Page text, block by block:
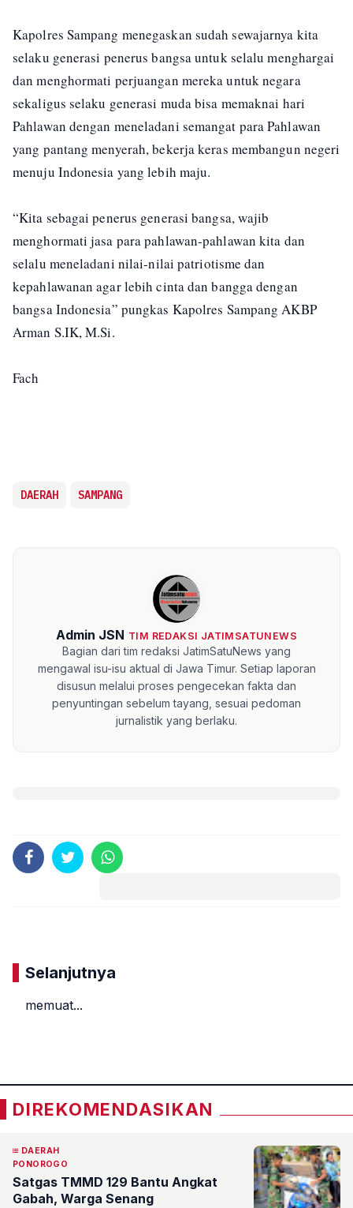
Kapolres Sampang menegaskan sudah sewajarnya kita
selaku generasi penerus bangsa untuk selalu menghargai
dan menghormati perjuangan mereka untuk negara
sekaligus selaku generasi muda bisa memaknai hari
Pahlawan dengan meneladani semangat para Pahlawan
yang pantang menyerah, bekerja keras membangun negeri
menuju Indonesia yang lebih maju.
“Kita sebagai penerus generasi bangsa, wajib
menghormati jasa para pahlawan-pahlawan kita dan
selalu meneladani nilai-nilai patriotisme dan
kepahlawanan agar lebih cinta dan bangga dengan
bangsa Indonesia” pungkas Kapolres Sampang AKBP
Arman S.IK, M.Si.
Fach
DAERAH SAMPANG
Admin JSN TIM REDAKSI JATIMSATUNEWS
Bagian dari tim redaksi JatimSatuNews yang
mengawal isu-isu aktual di Jawa Timur. Setiap laporan
disusun melalui proses pengecekan fakta dan
penyuntingan sebelum tayang, sesuai pedoman
jurnalistik yang berlaku.
Selanjutnya
memuat...
DIREKOMENDASIKAN
DAERAH
PONOROGO
Satgas TMMD 129 Bantu Angkat
Gabah, Warga Senang